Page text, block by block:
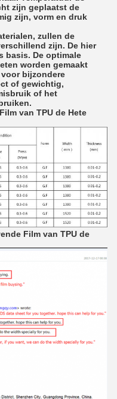
zijn geplaatst de
zijn, vorm en druk
zullen de
zijn. De hier
basis. De optimale
worden gemaakt
bijzondere
of gewichtig,
of het
van TPU de Hete
Film van TPU de